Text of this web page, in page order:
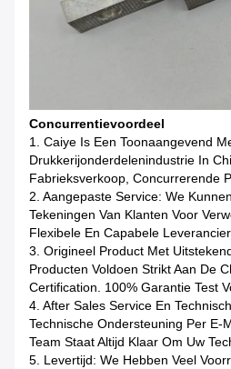
Concurrentievoordeel
1. Caiye Is Een Toonaangevend
Drukkerijonderdelenindustrie In
Fabrieksverkoop, Concurrerende
2. Aangepaste Service: We
Tekeningen Van Klanten Voor
Flexibele En Capabele
3. Origineel Product Met
Producten Voldoen Strikt Aan De
Certification. 100% Garantie Test
4. After Sales Service En
Technische Ondersteuning Per E-
Team Staat Altijd Klaar Om Uw
5. Levertijd: We Hebben Veel